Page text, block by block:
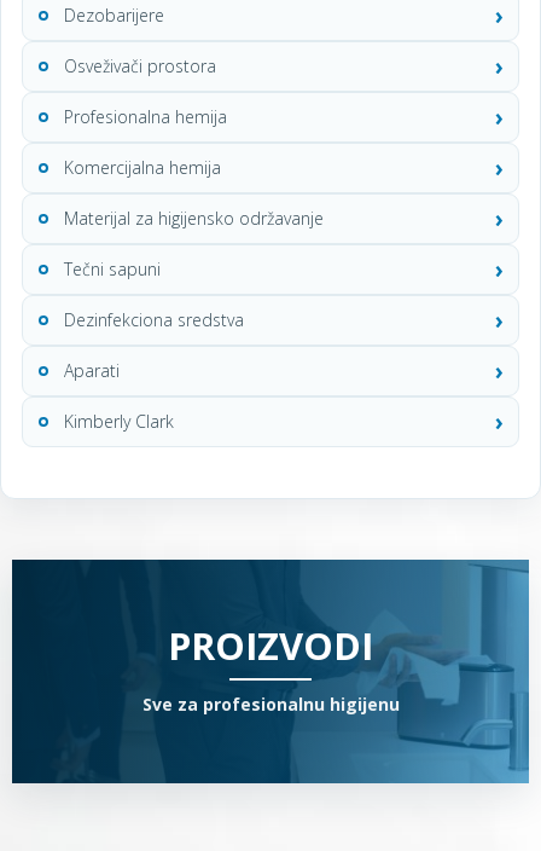
Dezobarijere
Osveživači prostora
Profesionalna hemija
Komercijalna hemija
Materijal za higijensko održavanje
Tečni sapuni
Dezinfekciona sredstva
Aparati
Kimberly Clark
PROIZVODI
Sve za profesionalnu higijenu